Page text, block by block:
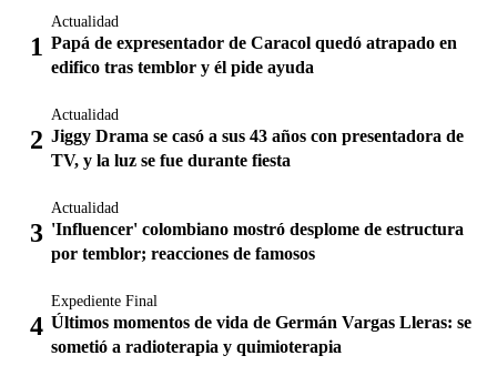
Actualidad
Papá de expresentador de Caracol quedó atrapado en
edifico tras temblor y él pide ayuda
Actualidad
Jiggy Drama se casó a sus 43 años con presentadora de
TV, y la luz se fue durante fiesta
Actualidad
'Influencer' colombiano mostró desplome de estructura
por temblor; reacciones de famosos
Expediente Final
Últimos momentos de vida de Germán Vargas Lleras: se
sometió a radioterapia y quimioterapia